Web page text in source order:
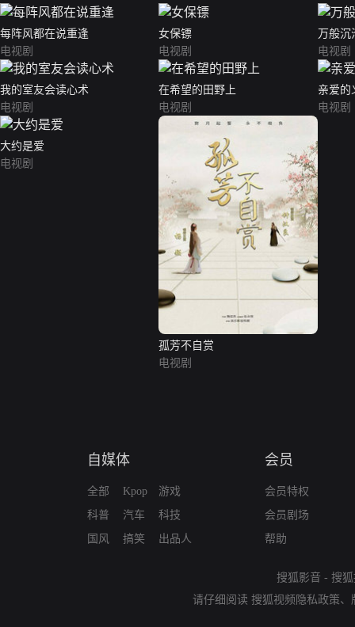
每阵风都在说重逢
电视剧
女保镖
电视剧
万般沉
电视剧
我的室友会读心术
电视剧
在希望的田野上
电视剧
亲爱的
电视剧
大约是爱
电视剧
孤芳不自赏
电视剧
自媒体
全部
科普
国风
Kpop
汽车
搞笑
游戏
科技
出品人
会员
会员特权
会员剧场
帮助
搜狐影音 - 搜
请仔细阅读 搜狐视频隐私政策、